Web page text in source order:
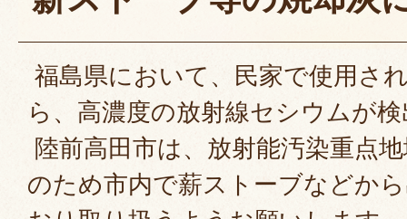
福島県において、民家で使用さ
ら、高濃度の放射線セシウムが
陸前高田市は、放射能汚染重点
のため市内で薪ストーブなどか